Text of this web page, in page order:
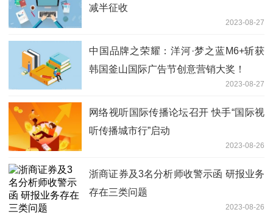
减半征收
2023-08-27
中国品牌之荣耀：洋河·梦之蓝M6+斩获
韩国釜山国际广告节创意营销大奖！
2023-08-27
网络视听国际传播论坛召开 快手“国际视
听传播城市行”启动
2023-08-26
浙商证券及3名分析师收警示函 研报业务
存在三类问题
2023-08-26